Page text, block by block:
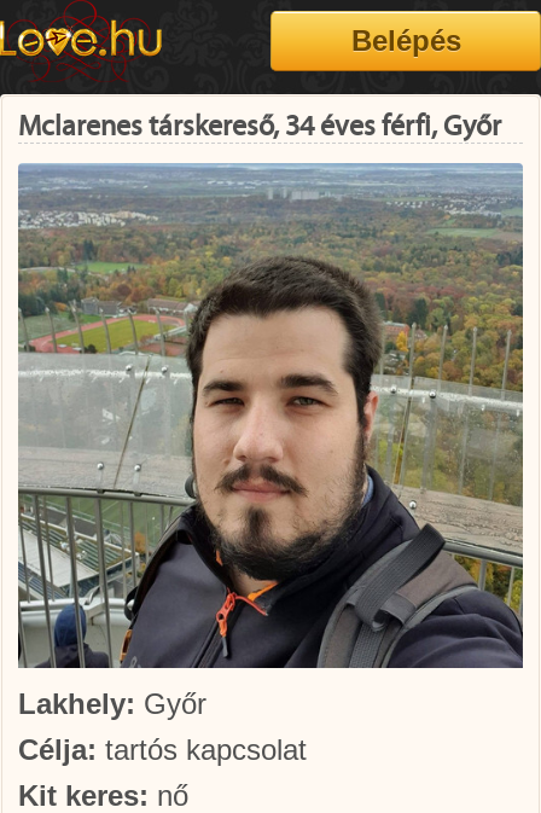
Mclarenes társkereső, 34 éves férfi, Győr
Lakhely: Győr
Célja: tartós kapcsolat
Kit keres: nő